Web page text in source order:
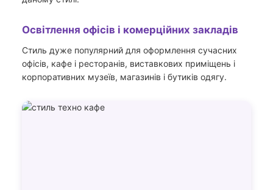
Освітлення офісів і комерційних закладів
Стиль дуже популярний для оформлення сучасних
офісів, кафе і ресторанів, виставкових приміщень і
корпоративних музеїв, магазинів і бутиків одягу.